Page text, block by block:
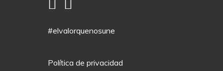
#elvalorquenosune
Política de privacidad